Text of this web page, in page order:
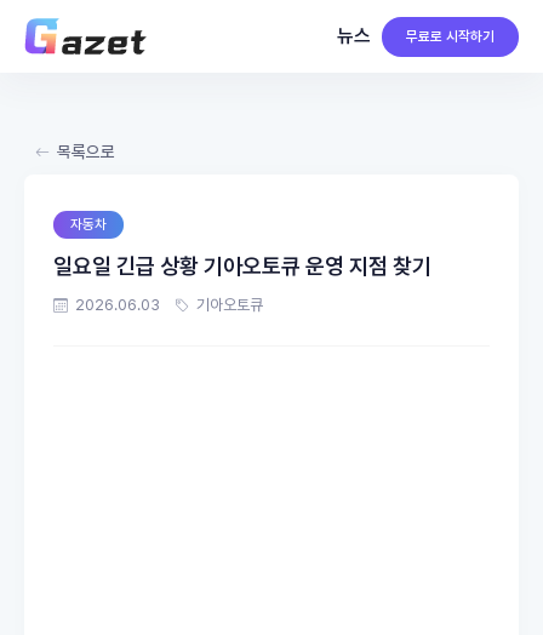
뉴스 무료로 시작하기
목록으로
자동차
일요일 긴급 상황 기아오토큐 운영 지점 찾기
2026.06.03 기아오토큐